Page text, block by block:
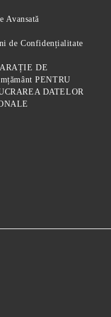
Avansată
de Confidențialitate
DE
PENTRU
DATELOR